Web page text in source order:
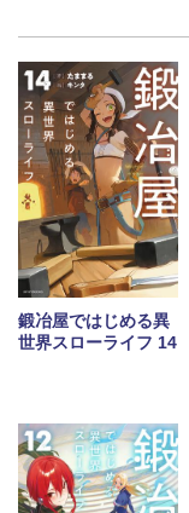
鍛冶屋ではじめる異
世界スローライフ 14